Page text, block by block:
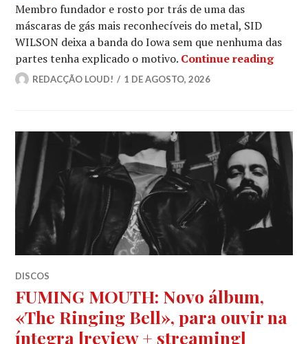
Membro fundador e rosto por trás de uma das
máscaras de gás mais reconhecíveis do metal, SID
WILSON deixa a banda do Iowa sem que nenhuma das
partes tenha explicado o motivo. Continue readingSID
REDACÇÃO LOUD! 1 DE AGOSTO, 2026
DISCOS
FUMING MOUTH: Novo álbum,
«The Ringing Bell», para ouvir na
íntegra [review + streaming]